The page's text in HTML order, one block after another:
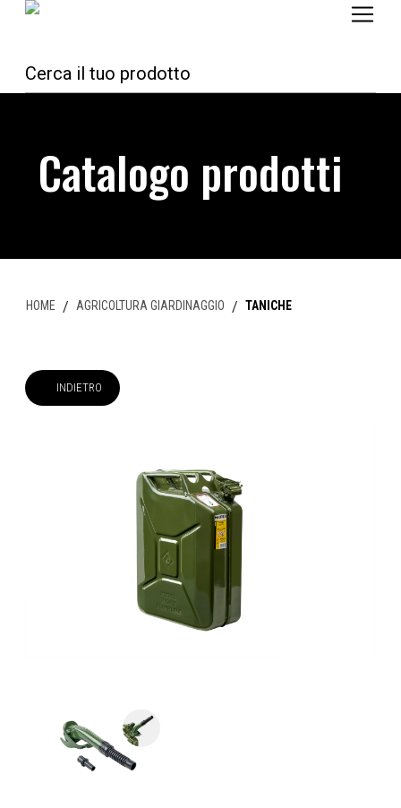
Catalogo prodotti
HOME /AGRICOLTURA GIARDINAGGIO /TANICHE
INDIETRO